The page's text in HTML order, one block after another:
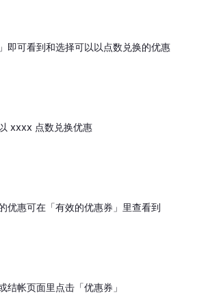
即可看到和选择可以以点数兑换的优惠
xxxx 点数兑换优惠
优惠可在「有效的优惠券」里查看到
结帐页面里点击「优惠券」